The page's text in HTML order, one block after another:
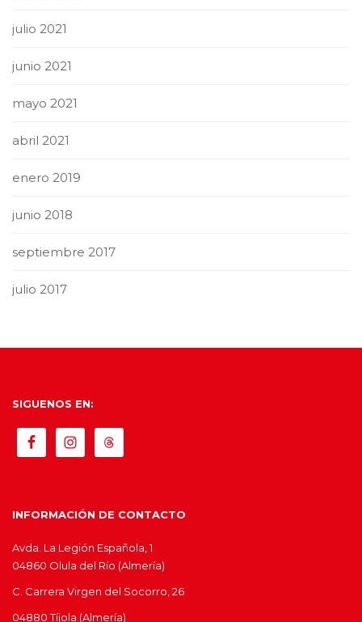
julio 2021
junio 2021
mayo 2021
abril 2021
enero 2019
junio 2018
septiembre 2017
julio 2017
SIGUENOS EN:
INFORMACIÓN DE CONTACTO
Avda. La Legión Española, 1
04860 Olula del Río (Almería)
C. Carrera Virgen del Socorro, 26
04880 Tíjola (Almería)